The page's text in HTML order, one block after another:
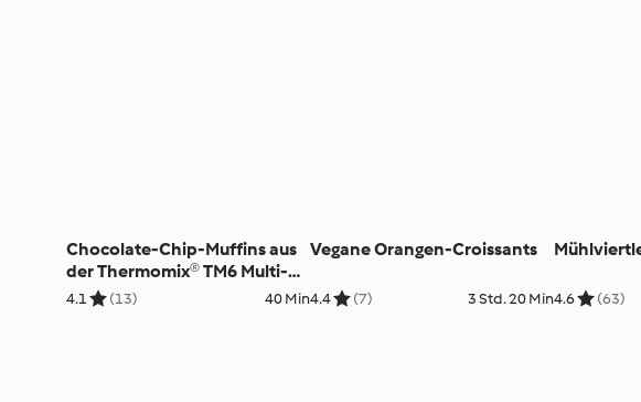
Chocolate-Chip-Muffins aus
der Thermomix® TM6 Multi-
Silikonform
4.1 (13) 40 Min
Vegane Orangen-Croissants
4.4 (7) 3 Std. 20 Min4.6 (63)